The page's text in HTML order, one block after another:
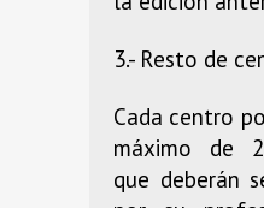
3.- Resto de
Cada centro
máximo de
que deberán